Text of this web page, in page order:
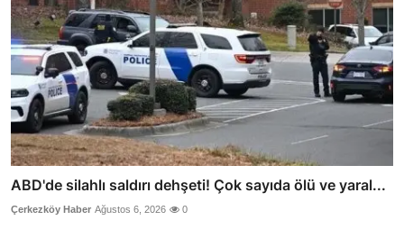
ABD'de silahlı saldırı dehşeti! Çok sayıda ölü ve yaral...
Çerkezköy Haber Ağustos 6, 2026 0